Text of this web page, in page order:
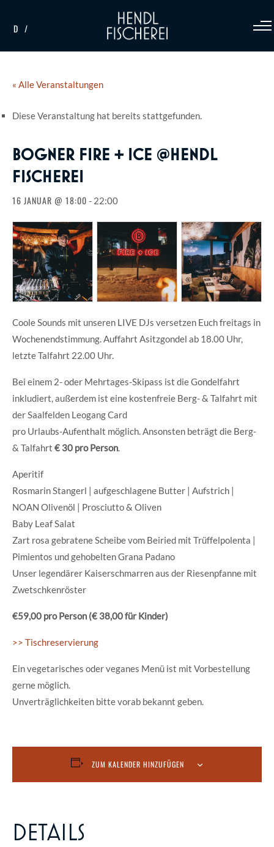
D
« Alle Veranstaltungen
Diese Veranstaltung hat bereits stattgefunden.
BOGNER FIRE + ICE @HENDL
FISCHEREI
16 JANUAR @ 18:00 - 22:00
Coole Sounds mit unseren LIVE DJs versetzen Euch freitags in
Wochenendstimmung. Auffahrt Asitzgondel ab 18.00 Uhr,
letzte Talfahrt 22.00 Uhr.
Bei einem 2- oder Mehrtages-Skipass ist die Gondelfahrt
inkludiert, außerdem ist eine kostenfreie Berg- & Talfahrt mit
der Saalfelden Leogang Card
pro Urlaubs-Aufenthalt möglich. Ansonsten beträgt die Berg-
& Talfahrt € 30 pro Person.
Aperitif
Rosmarin Stangerl | aufgeschlagene Butter | Aufstrich |
NOAN Olivenöl | Prosciutto & Oliven
Baby Leaf Salat
Zart rosa gebratene Scheibe vom Beiried mit Trüffelpolenta |
Pimientos und gehobelten Grana Padano
Unser legendärer Kaiserschmarren aus der Riesenpfanne mit
Zwetschkenröster
€59,00 pro Person (€ 38,00 für Kinder)
>> Tischreservierung
Ein vegetarisches oder veganes Menü ist mit Vorbestellung
gerne möglich.
Unverträglichkeiten bitte vorab bekannt geben.
ZUM KALENDER HINZUFÜGEN
DETAILS